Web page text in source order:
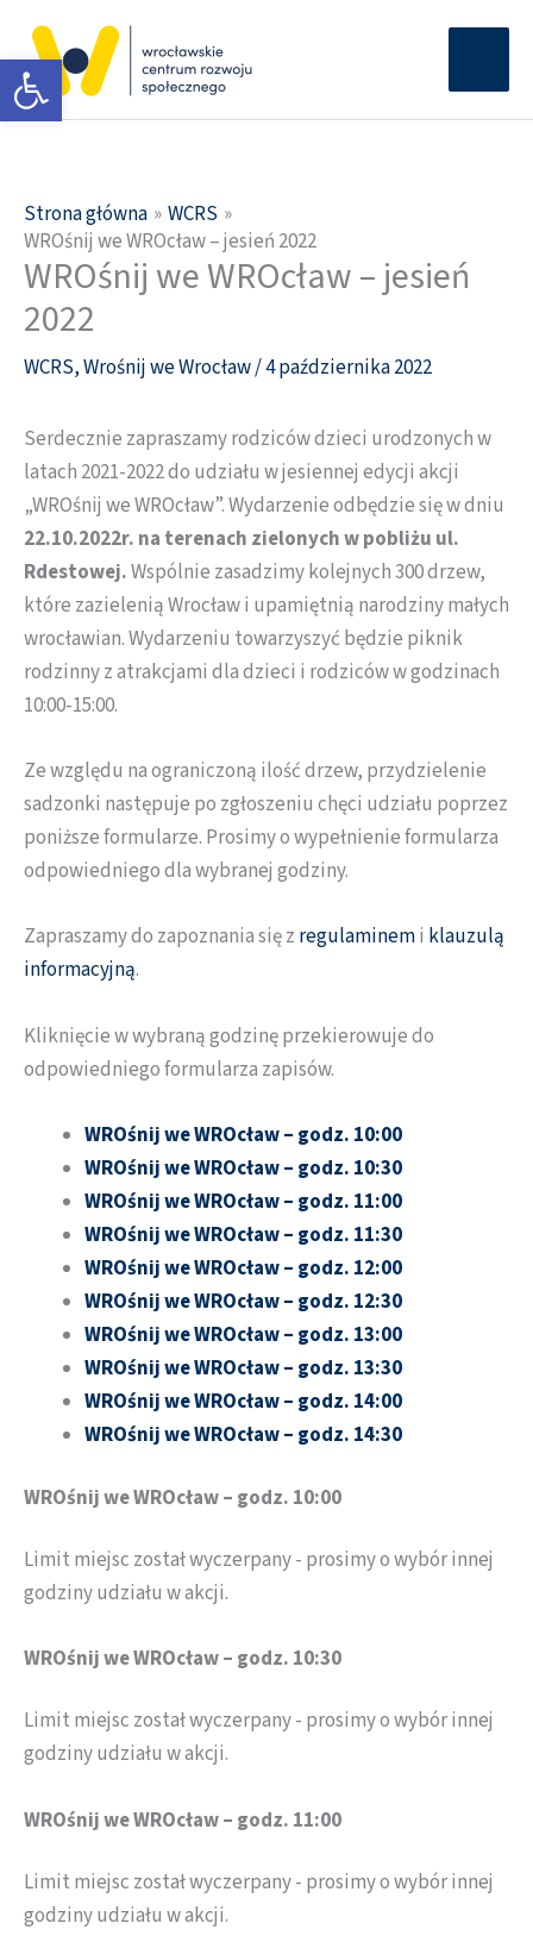
Otwórz pasek narzędzi
treści
Strona główna
WCRS
WROśnij we WROcław – jesień 2022
WROśnij we WROcław – jesień
2022
WCRS,Wrośnij we Wrocław/4 października 2022
Serdecznie zapraszamy rodziców dzieci urodzonych w
latach 2021-2022 do udziału w jesiennej edycji akcji
„WROśnij we WROcław”. Wydarzenie odbędzie się w dniu
22.10.2022r. na terenach zielonych w pobliżu ul.
Rdestowej.Wspólnie zasadzimy kolejnych 300 drzew,
które zazielenią Wrocław i upamiętnią narodziny małych
wrocławian. Wydarzeniu towarzyszyć będzie piknik
rodzinny z atrakcjami dla dzieci i rodziców w godzinach
10:00-15:00.
Ze względu na ograniczoną ilość drzew, przydzielenie
sadzonki następuje po zgłoszeniu chęci udziału poprzez
poniższe formularze. Prosimy o wypełnienie formularza
odpowiedniego dla wybranej godziny.
Zapraszamy do zapoznania się z regulaminemi klauzulą
informacyjną.
Kliknięcie w wybraną godzinę przekierowuje do
odpowiedniego formularza zapisów.
WROśnij we WROcław – godz. 10:00
WROśnij we WROcław – godz. 10:30
WROśnij we WROcław – godz. 11:00
WROśnij we WROcław – godz. 11:30
WROśnij we WROcław – godz. 12:00
WROśnij we WROcław – godz. 12:30
WROśnij we WROcław – godz. 13:00
WROśnij we WROcław – godz. 13:30
WROśnij we WROcław – godz. 14:00
WROśnij we WROcław – godz. 14:30
WROśnij we WROcław – godz. 10:00
Limit miejsc został wyczerpany - prosimy o wybór innej
godziny udziału w akcji.
WROśnij we WROcław – godz. 10:30
Limit miejsc został wyczerpany - prosimy o wybór innej
godziny udziału w akcji.
WROśnij we WROcław – godz. 11:00
Limit miejsc został wyczerpany - prosimy o wybór innej
godziny udziału w akcji.